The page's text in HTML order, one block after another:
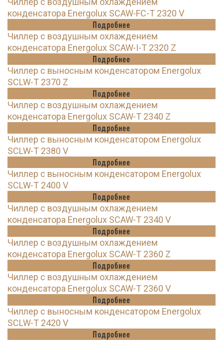
конденсатора Energolux SCAW-FC-T 2320 V
Подробнее
Чиллер с воздушным охлаждением
конденсатора Energolux SCAW-I-T 2320 Z
Подробнее
Чиллер с выносным конденсатором Energolux
SCLW-T 2370 Z
Подробнее
Чиллер с воздушным охлаждением
конденсатора Energolux SCAW-T 2340 Z
Подробнее
Чиллер с выносным конденсатором Energolux
SCLW-T 2380 V
Подробнее
Чиллер с выносным конденсатором Energolux
SCLW-T 2400 V
Подробнее
Чиллер с воздушным охлаждением
конденсатора Energolux SCAW-T 2340 V
Подробнее
Чиллер с воздушным охлаждением
конденсатора Energolux SCAW-T 2360 Z
Подробнее
Чиллер с воздушным охлаждением
конденсатора Energolux SCAW-T 2360 V
Подробнее
Чиллер с выносным конденсатором Energolux
SCLW-T 2420 V
Подробнее